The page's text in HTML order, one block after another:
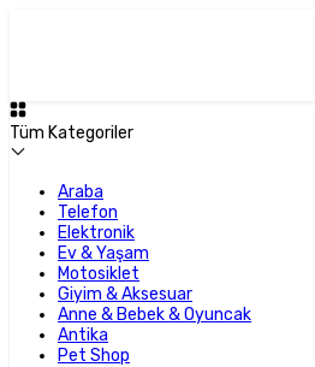
Tüm Kategoriler
Araba
Telefon
Elektronik
Ev & Yaşam
Motosiklet
Giyim & Aksesuar
Anne & Bebek & Oyuncak
Antika
Pet Shop